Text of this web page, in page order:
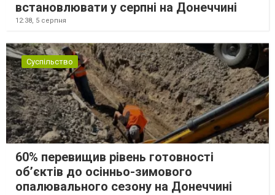
встановлювати у серпні на Донеччині
12:38, 5 серпня
Суспільство
60% перевищив рівень готовності
об’єктів до осінньо-зимового
опалювального сезону на Донеччині